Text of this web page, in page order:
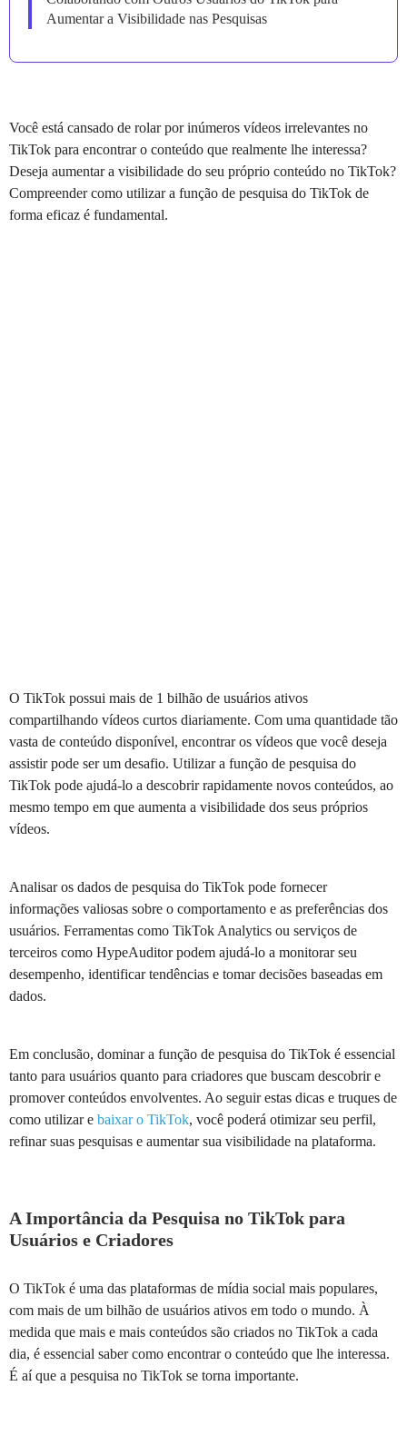
Aumentar a Visibilidade nas Pesquisas
Você está cansado de rolar por inúmeros vídeos irrelevantes no
TikTok para encontrar o conteúdo que realmente lhe interessa?
Deseja aumentar a visibilidade do seu próprio conteúdo no TikTok?
Compreender como utilizar a função de pesquisa do TikTok de
forma eficaz é fundamental.
O TikTok possui mais de 1 bilhão de usuários ativos
compartilhando vídeos curtos diariamente. Com uma quantidade tão
vasta de conteúdo disponível, encontrar os vídeos que você deseja
assistir pode ser um desafio. Utilizar a função de pesquisa do
TikTok pode ajudá-lo a descobrir rapidamente novos conteúdos, ao
mesmo tempo em que aumenta a visibilidade dos seus próprios
vídeos.
Analisar os dados de pesquisa do TikTok pode fornecer
informações valiosas sobre o comportamento e as preferências dos
usuários. Ferramentas como TikTok Analytics ou serviços de
terceiros como HypeAuditor podem ajudá-lo a monitorar seu
desempenho, identificar tendências e tomar decisões baseadas em
dados.
Em conclusão, dominar a função de pesquisa do TikTok é essencial
tanto para usuários quanto para criadores que buscam descobrir e
promover conteúdos envolventes. Ao seguir estas dicas e truques de
como utilizar e baixar o TikTok, você poderá otimizar seu perfil,
refinar suas pesquisas e aumentar sua visibilidade na plataforma.
A Importância da Pesquisa no TikTok para
Usuários e Criadores
O TikTok é uma das plataformas de mídia social mais populares,
com mais de um bilhão de usuários ativos em todo o mundo. À
medida que mais e mais conteúdos são criados no TikTok a cada
dia, é essencial saber como encontrar o conteúdo que lhe interessa.
É aí que a pesquisa no TikTok se torna importante.